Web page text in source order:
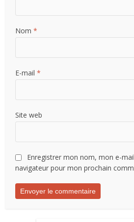
Nom*
E-mail*
Site web
Enregistrer mon nom, mon e-
navigateur pour mon prochain